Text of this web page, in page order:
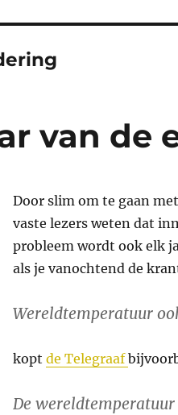
van de
Door slim om te gaan
vaste lezers weten dat
probleem wordt ook elk
als je vanochtend de
Wereldtemperatuur
kopt de Telegraaf
De